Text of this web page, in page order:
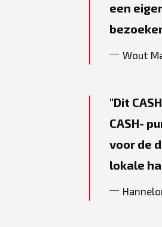
een
Wout
Dit
voor de
lokale